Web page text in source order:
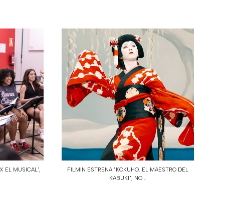
EL MUSICAL',
FILMIN ESTRENA "KOKUHO. EL MAESTRO DEL
KABUKI", NO...